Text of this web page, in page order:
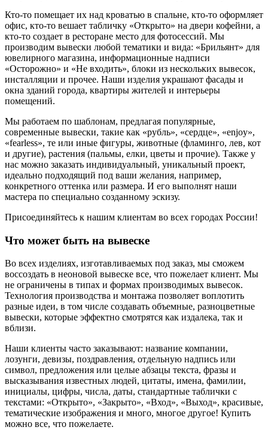
Кто-то помещает их над кроватью в спальне, кто-то оформляет
офис, кто-то вешает табличку «Открыто» на двери кофейни, а
кто-то создает в ресторане место для фотосессий. Мы
производим вывески любой тематики и вида: «Брильянт» для
ювелирного магазина, информационные надписи
«Осторожно» и «Не входить», блоки из нескольких вывесок,
инсталляции и прочее. Наши изделия украшают фасады и
окна зданий города, квартиры жителей и интерьеры
помещений.
Мы работаем по шаблонам, предлагая популярные,
современные вывески, такие как «рубль», «сердце», «enjoy»,
«fearless», те или иные фигуры, животные (фламинго, лев, кот
и другие), растения (пальмы, елки, цветы и прочие). Также у
нас можно заказать индивидуальный, уникальный проект,
идеально подходящий под ваши желания, например,
конкретного оттенка или размера. И его выполнят наши
мастера по специально созданному эскизу.
Присоединяйтесь к нашим клиентам во всех городах России!
Что может быть на вывеске
Во всех изделиях, изготавливаемых под заказ, мы сможем
воссоздать в неоновой вывеске все, что пожелает клиент. Мы
не ограничены в типах и формах производимых вывесок.
Технология производства и монтажа позволяет воплотить
разные идеи, в том числе создавать объемные, разноцветные
вывески, которые эффектно смотрятся как издалека, так и
вблизи.
Наши клиенты часто заказывают: название компании,
лозунги, девизы, поздравления, отдельную надпись или
символ, предложения или целые абзацы текста, фразы и
высказывания известных людей, цитаты, имена, фамилии,
инициалы, цифры, числа, даты, стандартные таблички с
текстами: «Открыто», «Закрыто», «Вход», «Выход», красивые,
тематические изображения и много, многое другое! Купить
можно все, что пожелаете.